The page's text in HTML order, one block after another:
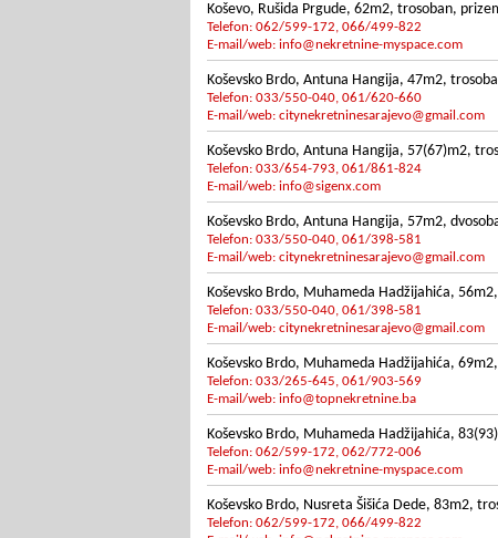
Koševo, Rušida Prgude, 62m2, trosoban,
Telefon: 062/599-172, 066/499-822
E-mail/web: info@nekretnine-myspace.com
Koševsko Brdo, Antuna Hangija, 47m2,
Telefon: 033/550-040, 061/620-660
E-mail/web: citynekretninesarajevo@gmail.com
Koševsko Brdo, Antuna Hangija, 57(67)m2,
Telefon: 033/654-793, 061/861-824
E-mail/web: info@sigenx.com
Koševsko Brdo, Antuna Hangija, 57m2,
Telefon: 033/550-040, 061/398-581
E-mail/web: citynekretninesarajevo@gmail.com
Koševsko Brdo, Muhameda Hadžijahića,
Telefon: 033/550-040, 061/398-581
E-mail/web: citynekretninesarajevo@gmail.com
Koševsko Brdo, Muhameda Hadžijahića,
Telefon: 033/265-645, 061/903-569
E-mail/web: info@topnekretnine.ba
Koševsko Brdo, Muhameda Hadžijahića,
Telefon: 062/599-172, 062/772-006
E-mail/web: info@nekretnine-myspace.com
Koševsko Brdo, Nusreta Šišića Dede, 83m2,
Telefon: 062/599-172, 066/499-822